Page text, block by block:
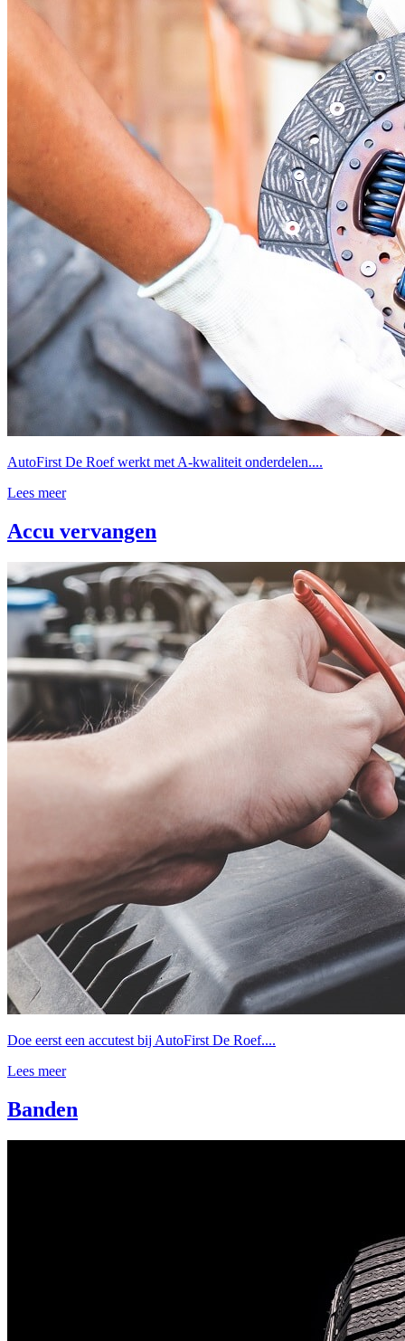
AutoFirst De Roef werkt met A-kwaliteit onderdelen....
Lees meer
Accu vervangen
Doe eerst een accutest bij AutoFirst De Roef....
Lees meer
Banden